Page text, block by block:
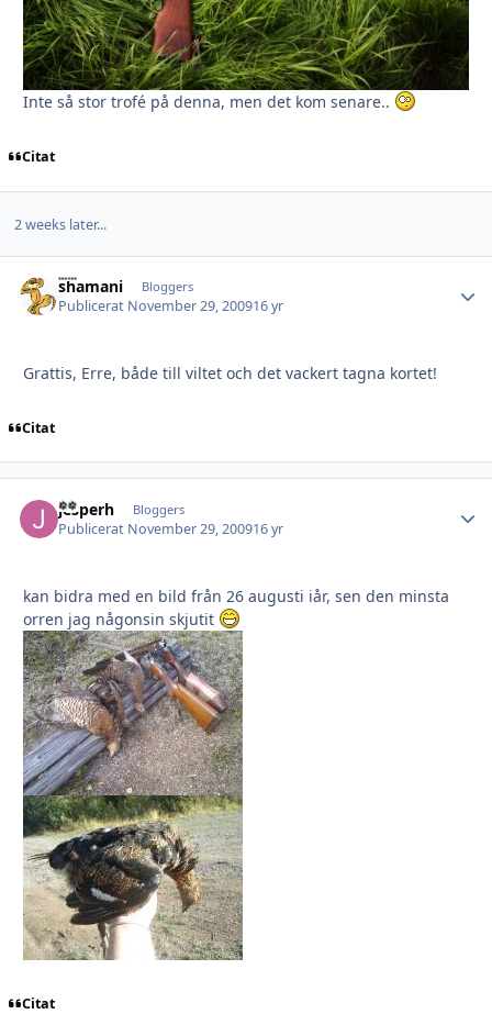
Inte så stor trofé på denna, men det kom senare..
Citat
2 weeks later...
shamani Bloggers
Publicerat November 29, 200916 yr
Grattis, Erre, både till viltet och det vackert tagna kortet!
Citat
jesperh Bloggers
Publicerat November 29, 200916 yr
kan bidra med en bild från 26 augusti iår, sen den minsta
orren jag någonsin skjutit
Citat